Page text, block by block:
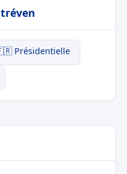
Présidentielle